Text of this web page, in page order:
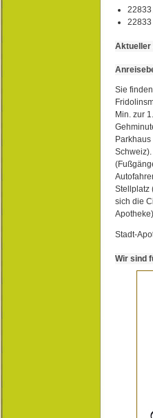
22833
22833
Aktueller
Sie
Min. zur
Stellplatz
sich die
Stadt-
Wir sind